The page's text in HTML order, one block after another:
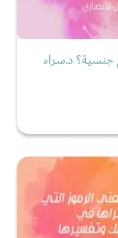
جنسية؟ د.سراء